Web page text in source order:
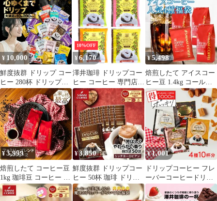
豆 冬専用のウィンター
ブレンド 500g袋 単品珈
琲豆
試し 500gx2袋 中挽き/
豆のまま 100杯分 セッ
ト サスティナブルなコ
ーヒー コロンビア トリ
マ SDGs エシカル
ドリップバッグ 福袋 大
容量 個包装 8g 飲み比
べ セット ライト マイ
ルド ビター アニバーサ
リー
¥ 10,000
鮮度抜群 ドリップ コー
ヒー 280杯 ドリップバ
ッグ 福袋 10種280杯分
おせち福袋 大容量 個包
装 飲み比べ セット 澤
井珈琲
10%OFF
¥6,170
澤井珈琲 ドリップコー
ヒー コーヒー 専門店
珈琲 ４種のカフェイン
レス ドリップバッグ コ
ーヒー80杯分 セット [4
種アソート] [8グラム
(x 80)]
¥5,498
焙煎したて アイスコー
ヒー豆 1.4kg コールド
ブリュー 珈琲豆 水出し
コーヒー 大容量 140杯
分 飲み比べ セット ア
イスエメラルドマウン
テン アイスブレンド ア
イスマンデリン アイス
エリザベ
¥3,999
焙煎したて コーヒー豆
1kg 珈琲豆 コーヒー 大
容量 500gx2袋 中挽き/
豆のまま 100杯分 飲み
¥3,850
鮮度抜群 ドリップコー
ヒー 50杯 珈琲 ドリッ
プパック コーヒー 福袋
ドリップバッグ 福袋 大
¥1,001
ドリップコーヒー フレ
ーバーコーヒードリッ
プパック コーヒー お試
し 福袋 10杯分 個包装